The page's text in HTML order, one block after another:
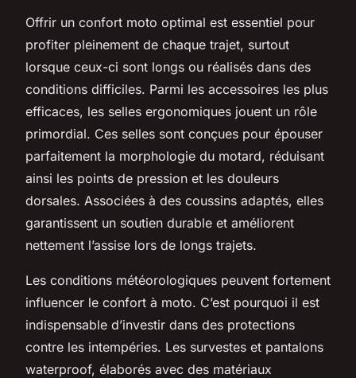
Offrir un confort moto optimal est essentiel pour
profiter pleinement de chaque trajet, surtout
lorsque ceux-ci sont longs ou réalisés dans des
conditions difficiles. Parmi les accessoires les plus
efficaces, les selles ergonomiques jouent un rôle
primordial. Ces selles sont conçues pour épouser
parfaitement la morphologie du motard, réduisant
ainsi les points de pression et les douleurs
dorsales. Associées à des coussins adaptés, elles
garantissent un soutien durable et améliorent
nettement l’assise lors de longs trajets.
Les conditions météorologiques peuvent fortement
influencer le confort à moto. C’est pourquoi il est
indispensable d’investir dans des protections
contre les intempéries. Les survestes et pantalons
waterproof, élaborés avec des matériaux